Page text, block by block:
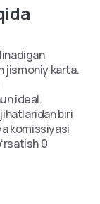
jismoniy karta.
ideal.
biri
komissiyasi
0
yoki chet